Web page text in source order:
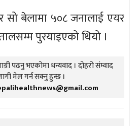
सो बेलामा ५०८ जनालाई एयर
पुरयाइएको थियो ।
पढनु भएकोमा धन्यवाद । दोहरो संम्वाद
मेल गर्न सक्नु हुन्छ ।